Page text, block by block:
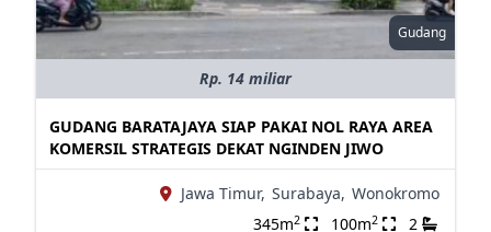
Gudang
Rp. 14 miliar
GUDANG BARATAJAYA SIAP PAKAI NOL RAYA AREA
KOMERSIL STRATEGIS DEKAT NGINDEN JIWO
Jawa Timur, Surabaya, Wonokromo
345m2 100m2 2